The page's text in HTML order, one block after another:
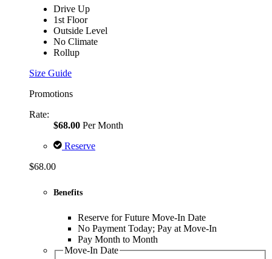
Drive Up
1st Floor
Outside Level
No Climate
Rollup
Size Guide
Promotions
Rate:
$68.00 Per Month
Reserve
$68.00
Benefits
Reserve for Future Move-In Date
No Payment Today; Pay at Move-In
Pay Month to Month
Move-In Date